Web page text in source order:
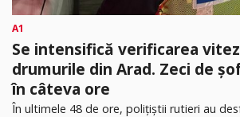
A1
Se intensifică verificarea
drumurile din Arad. Zeci de
în câteva ore
În ultimele 48 de ore, polițiștii rutieri au